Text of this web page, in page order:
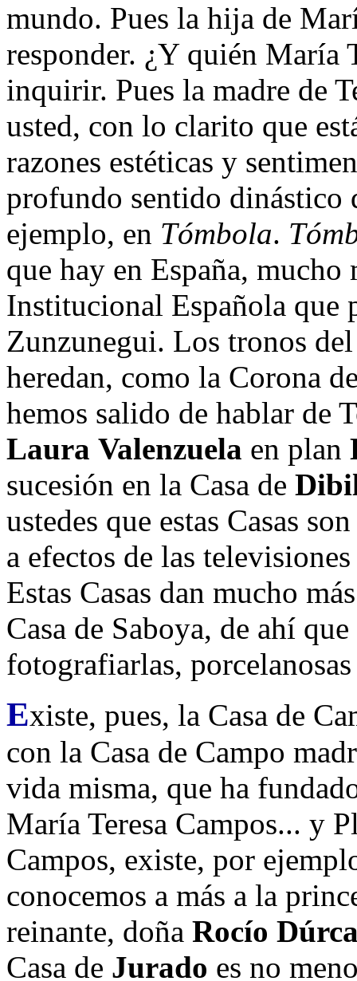
mundo. Pues la hija de
responder. ¿Y quién María
inquirir. Pues la madre de
usted, con lo clarito que
razones estéticas y
profundo sentido dinástico
ejemplo, en Tómbola.
que hay en España,
Institucional Española que
Zunzunegui. Los tronos
heredan, como la Corona
hemos salido de hablar de
Laura Valenzuela en plan
sucesión en la Casa de
ustedes que estas Casas
a efectos de las
Estas Casas dan mucho
Casa de Saboya, de ahí que
fotografiarlas,
Existe, pues, la Casa de
con la Casa de Campo
vida misma, que ha
María Teresa Campos... y
Campos, existe, por
conocemos a más a la
reinante, doña Rocío
Casa de Jurado es no